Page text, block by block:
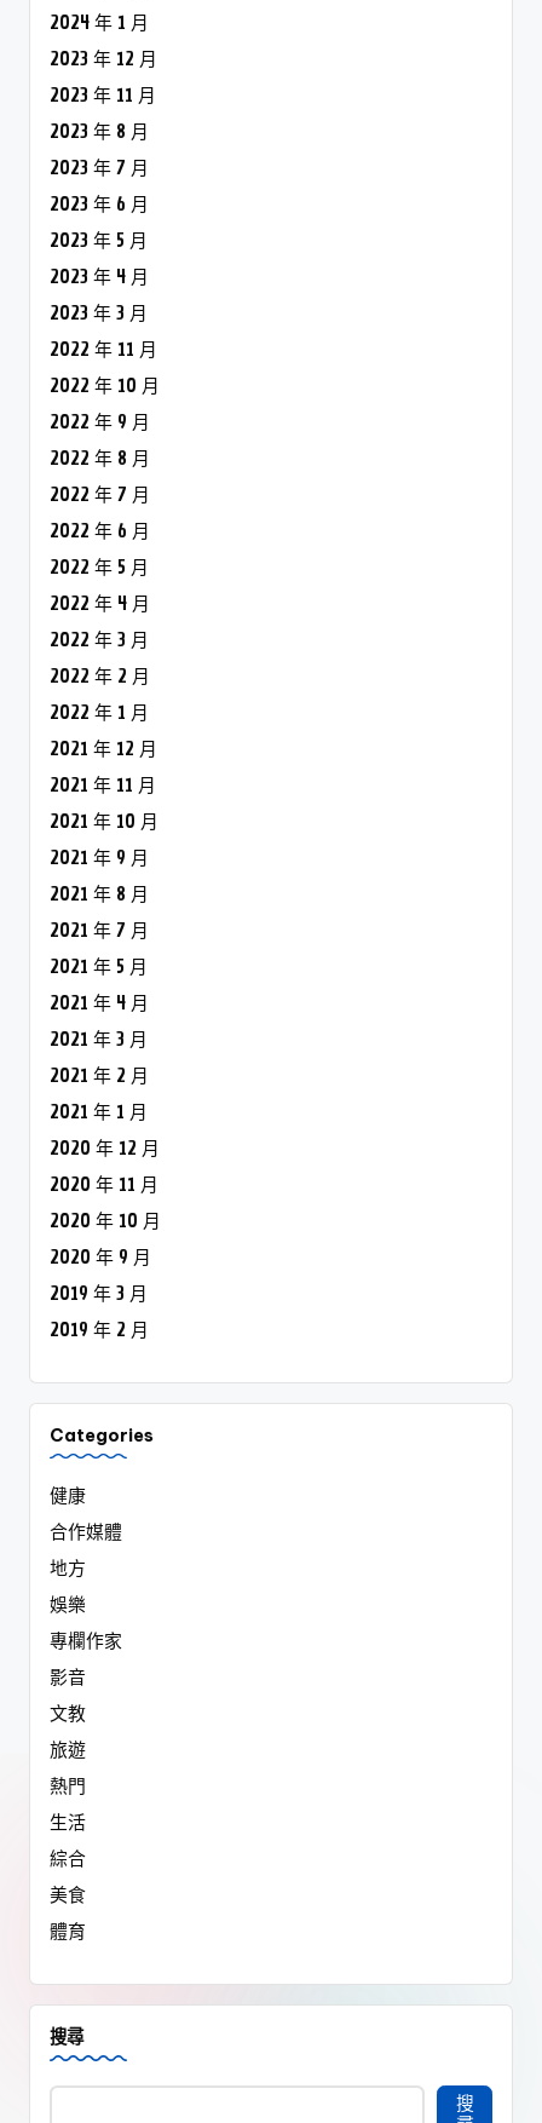
2024 年 1 月
2023 年 12 月
2023 年 11 月
2023 年 8 月
2023 年 7 月
2023 年 6 月
2023 年 5 月
2023 年 4 月
2023 年 3 月
2022 年 11 月
2022 年 10 月
2022 年 9 月
2022 年 8 月
2022 年 7 月
2022 年 6 月
2022 年 5 月
2022 年 4 月
2022 年 3 月
2022 年 2 月
2022 年 1 月
2021 年 12 月
2021 年 11 月
2021 年 10 月
2021 年 9 月
2021 年 8 月
2021 年 7 月
2021 年 5 月
2021 年 4 月
2021 年 3 月
2021 年 2 月
2021 年 1 月
2020 年 12 月
2020 年 11 月
2020 年 10 月
2020 年 9 月
2019 年 3 月
2019 年 2 月
Categories
健康
合作媒體
地方
娛樂
專欄作家
影音
文教
旅遊
熱門
生活
綜合
美食
體育
搜尋
搜